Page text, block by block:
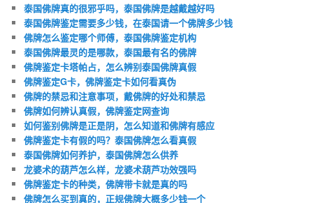
泰国佛牌真的很邪乎吗，泰国佛牌是越戴越好吗
泰国佛牌鉴定需要多少钱，在泰国请一个佛牌多少钱
佛牌怎么鉴定哪个师傅，泰国佛牌鉴定机构
泰国佛牌最灵的是哪款，泰国最有名的佛牌
佛牌鉴定卡塔帕占，怎么辨别泰国佛牌真假
佛牌鉴定G卡，佛牌鉴定卡如何看真伪
佛牌的禁忌和注意事项，戴佛牌的好处和禁忌
佛牌如何辨认真假，佛牌鉴定网查询
如何鉴别佛牌是正是阴，怎么知道和佛牌有感应
佛牌鉴定卡有假的吗？泰国佛牌怎么看真假
泰国佛牌如何养护，泰国佛牌怎么供养
龙婆术的葫芦怎么样，龙婆术葫芦功效强吗
佛牌鉴定卡的种类，佛牌带卡就是真的吗
佛牌怎么买到真的，正规佛牌大概多少钱一个